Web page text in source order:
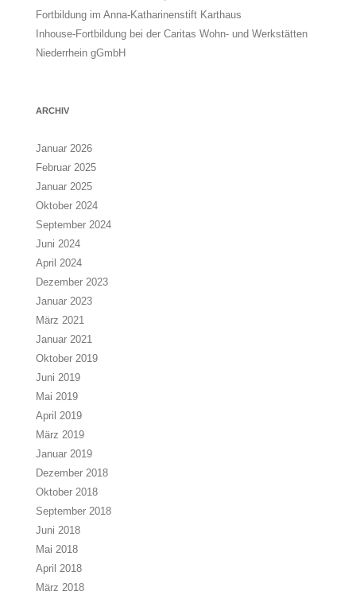
Fortbildung im Anna-Katharinenstift Karthaus
Inhouse-Fortbildung bei der Caritas Wohn- und Werkstätten
Niederrhein gGmbH
ARCHIV
Januar 2026
Februar 2025
Januar 2025
Oktober 2024
September 2024
Juni 2024
April 2024
Dezember 2023
Januar 2023
März 2021
Januar 2021
Oktober 2019
Juni 2019
Mai 2019
April 2019
März 2019
Januar 2019
Dezember 2018
Oktober 2018
September 2018
Juni 2018
Mai 2018
April 2018
März 2018